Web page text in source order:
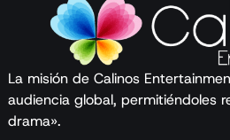
La misión de Calinos
audiencia global, permitiéndoles
drama».